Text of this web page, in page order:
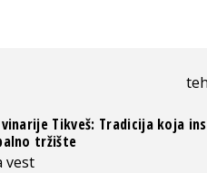
vinarije Tikveš: Tradicija koja
tržište
vest